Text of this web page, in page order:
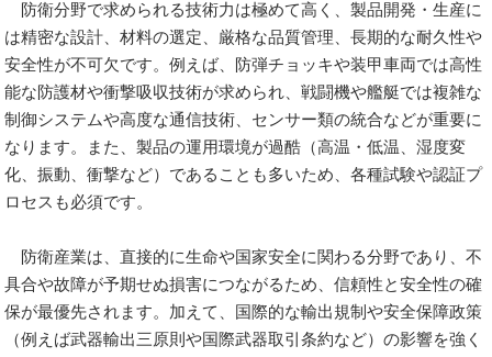
防衛分野で求められる技術力は極めて高く、製品開発・生産に
は精密な設計、材料の選定、厳格な品質管理、長期的な耐久性や
安全性が不可欠です。例えば、防弾チョッキや装甲車両では高性
能な防護材や衝撃吸収技術が求められ、戦闘機や艦艇では複雑な
制御システムや高度な通信技術、センサー類の統合などが重要に
なります。また、製品の運用環境が過酷（高温・低温、湿度変
化、振動、衝撃など）であることも多いため、各種試験や認証プ
ロセスも必須です。
防衛産業は、直接的に生命や国家安全に関わる分野であり、不
具合や故障が予期せぬ損害につながるため、信頼性と安全性の確
保が最優先されます。加えて、国際的な輸出規制や安全保障政策
（例えば武器輸出三原則や国際武器取引条約など）の影響を強く